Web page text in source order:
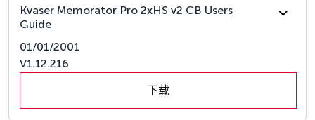
Kvaser Memorator Pro 2xHS v2 CB Users
Guide
01/01/2001
V1.12.216
下载